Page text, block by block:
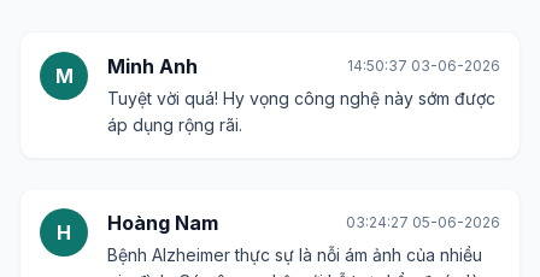
M Minh Anh 14:50:37 03-06-2026
Tuyệt vời quá! Hy vọng công nghệ này sớm được
áp dụng rộng rãi.
H Hoàng Nam 03:24:27 05-06-2026
Bệnh Alzheimer thực sự là nỗi ám ảnh của nhiều